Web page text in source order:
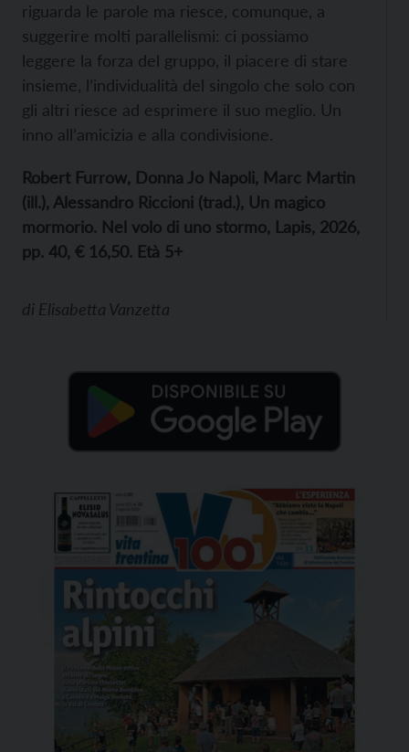
riguarda le parole ma riesce, comunque, a
suggerire molti parallelismi: ci possiamo
leggere la forza del gruppo, il piacere di stare
insieme, l’individualità del singolo che solo con
gli altri riesce ad esprimere il suo meglio. Un
inno all’amicizia e alla condivisione.
Robert Furrow, Donna Jo Napoli, Marc Martin
(ill.), Alessandro Riccioni (trad.), Un magico
mormorio. Nel volo di uno stormo, Lapis, 2026,
pp. 40, € 16,50. Età 5+
di Elisabetta Vanzetta